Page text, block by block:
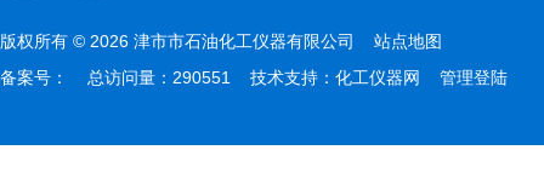
版权所有 © 2026 津市市石油化工仪器有限公司 站点地图
备案号：
总访问量：290551 技术支持： 化工仪器网 管理登陆